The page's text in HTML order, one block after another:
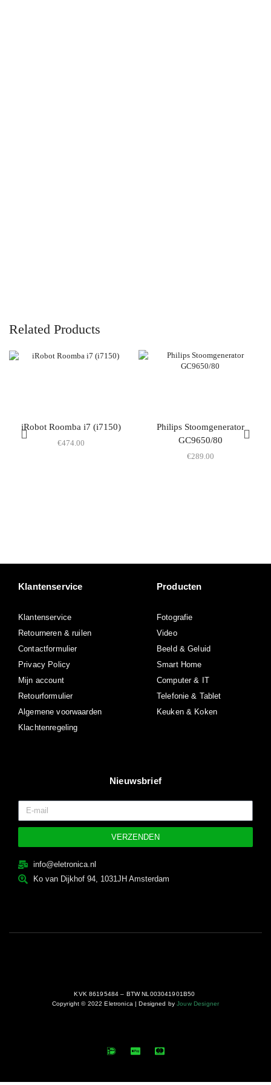
Related Products
iRobot Roomba i7 (i7150)
€474.00
Philips Stoomgenerator
GC9650/80
€289.00
Klantenservice
Klantenservice
Retourneren & ruilen
Contactformulier
Privacy Policy
Mijn account
Retourformulier
Algemene voorwaarden
Klachtenregeling
Producten
Fotografie
Video
Beeld & Geluid
Smart Home
Computer & IT
Telefonie & Tablet
Keuken & Koken
Nieuwsbrief
VERZENDEN
info@eletronica.nl
Ko van Dijkhof 94, 1031JH Amsterdam
KVK 86195484 – BTW NL003041901B50
Copyright © 2022 Eletronica | Designed byJouw Designer